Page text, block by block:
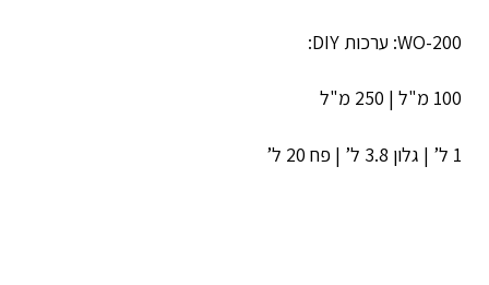
WO-200: ערכות DIY:
100 מ"ל | 250 מ"ל
1 ל’ | גלון 3.8 ל’ | פח 20 ל’